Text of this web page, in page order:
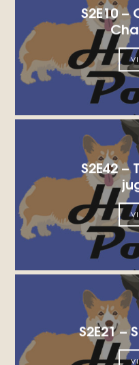
S2E10
S2E42
S2E21 –